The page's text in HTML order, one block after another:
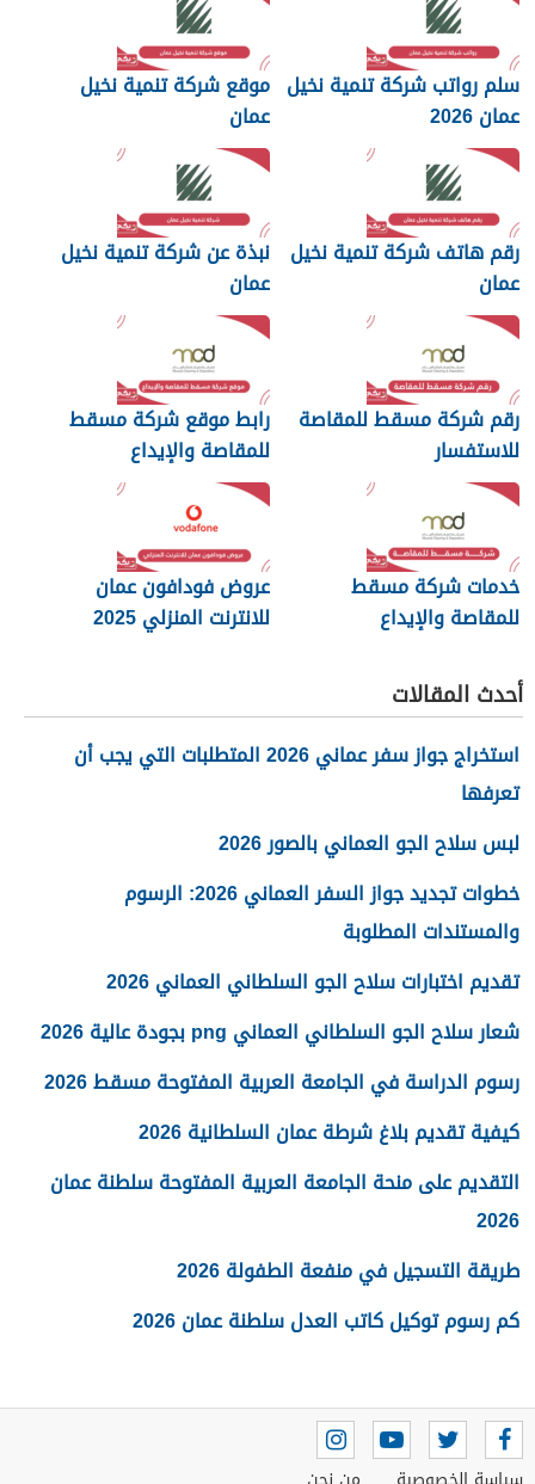
سلم رواتب شركة تنمية نخيل
عمان 2026
موقع شركة تنمية نخيل
عمان
رقم هاتف شركة تنمية نخيل
عمان
نبذة عن شركة تنمية نخيل
عمان
رقم شركة مسقط للمقاصة
للاستفسار
رابط موقع شركة مسقط
للمقاصة والإيداع
خدمات شركة مسقط
للمقاصة والإيداع
عروض فودافون عمان
للانترنت المنزلي 2025
أحدث المقالات
استخراج جواز سفر عماني 2026 المتطلبات التي يجب أن
تعرفها
لبس سلاح الجو العماني بالصور 2026
خطوات تجديد جواز السفر العماني 2026: الرسوم
والمستندات المطلوبة
تقديم اختبارات سلاح الجو السلطاني العماني 2026
شعار سلاح الجو السلطاني العماني png بجودة عالية 2026
رسوم الدراسة في الجامعة العربية المفتوحة مسقط 2026
كيفية تقديم بلاغ شرطة عمان السلطانية 2026
التقديم على منحة الجامعة العربية المفتوحة سلطنة عمان
2026
طريقة التسجيل في منفعة الطفولة 2026
كم رسوم توكيل كاتب العدل سلطنة عمان 2026